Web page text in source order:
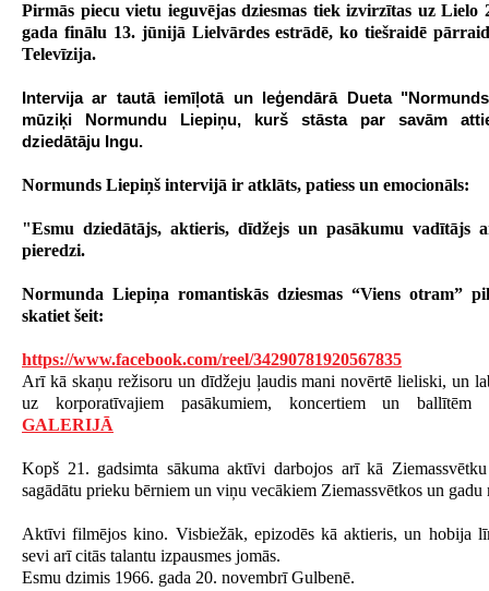
Pirmās piecu vietu ieguvējas dziesmas tiek izvirzītas uz Lielo
gada finālu 13. jūnijā Lielvārdes estrādē, ko tiešraidē
Televīzija.
Intervija ar tautā iemīļotā un leģendārā Dueta
mūziķi Normundu Liepiņu, kurš stāsta par savām
dziedātāju Ingu.
Normunds Liepiņš intervijā ir atklāts, patiess un emocionāls:
"Esmu dziedātājs, aktieris, dīdžejs un pasākumu vadītājs
pieredzi.
Normunda Liepiņa romantiskās dziesmas “Viens otram”
skatiet šeit:
https://www.facebook.com/reel/34290781920567835
Arī kā skaņu režisoru un dīdžeju ļaudis mani novērtē lieliski, un
uz korporatīvajiem pasākumiem, koncertiem un
GALERIJĀ
Kopš 21. gadsimta sākuma aktīvi darbojos arī kā
sagādātu prieku bērniem un viņu vecākiem Ziemassvētkos un gadu
Aktīvi filmējos kino. Visbiežāk, epizodēs kā aktieris, un hobija
sevi arī citās talantu izpausmes jomās.
Esmu dzimis 1966. gada 20. novembrī Gulbenē.